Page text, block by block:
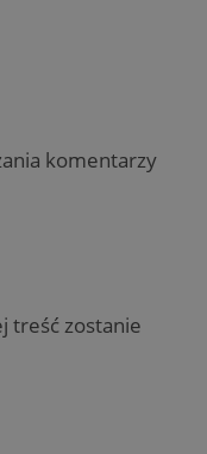
komentarzy
treść zostanie